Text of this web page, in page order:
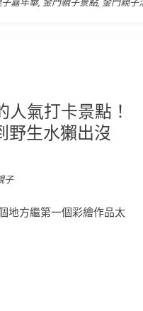
氣打卡景點！
野生水獺出沒
子
地方繼第一個彩繪作品太
湖漂浮斑馬線 | 水庫步道上的人